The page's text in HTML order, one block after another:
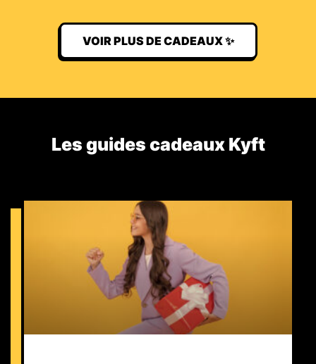
VOIR PLUS DE CADEAUX ✨
Les guides cadeaux Kyft​